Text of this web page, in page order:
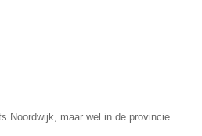
Noordwijk, maar wel in de provincie